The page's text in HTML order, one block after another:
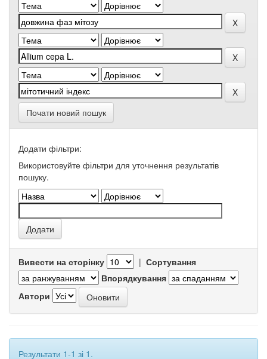
Почати новий пошук
Додати фільтри:
Використовуйте фільтри для уточнення результатів
пошуку.
Вивести на сторінку | Сортування
Впорядкування
Автори
Результати 1-1 зі 1.